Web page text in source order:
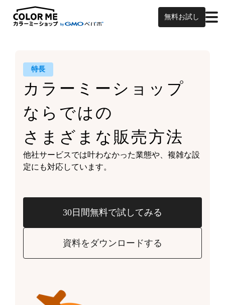
無料お試し
特長
カラーミーショップ
ならではの
さまざまな販売方法
他社サービスでは叶わなかった業態や、複雑な設
定にも対応しています。
30日間無料で試してみる
資料をダウンロードする